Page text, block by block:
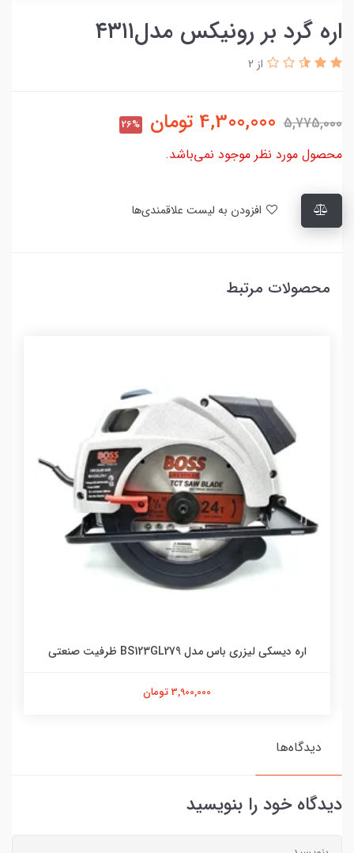
اره گرد بر رونیکس مدل۴۳۱۱
از 2
5,775,000
4,300,000 تومان 26%
محصول مورد نظر موجود نمی‌باشد.
محصولات مرتبط
اره دیسکی لیزری باس مدل BS123GL279 ظرفیت صنعتی
3,900,000 تومان
دیدگاه‌ها
دیدگاه خود را بنویسید